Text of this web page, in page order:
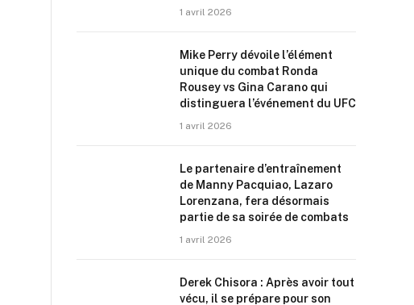
1 avril 2026
Mike Perry dévoile l’élément
unique du combat Ronda
Rousey vs Gina Carano qui
distinguera l’événement du UFC
1 avril 2026
Le partenaire d’entraînement
de Manny Pacquiao, Lazaro
Lorenzana, fera désormais
partie de sa soirée de combats
1 avril 2026
Derek Chisora : Après avoir tout
vécu, il se prépare pour son